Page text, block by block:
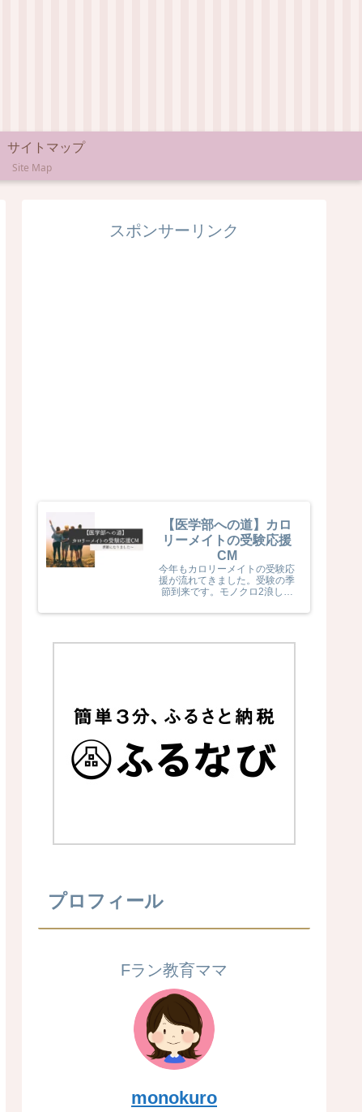
サイトマップ
Site Map
スポンサーリンク
【医学部への道】カロ
リーメイトの受験応援
CM
今年もカロリーメイトの受験応
援が流れてきました。受験の季
節到来です。モノクロ2浪した
カロリーメイトの受験応援を見
プロフィール
Fラン教育ママ
monokuro